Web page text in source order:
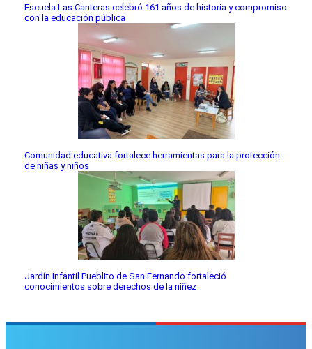
Escuela Las Canteras celebró 161 años de historia y compromiso
con la educación pública
Comunidad educativa fortalece herramientas para la protección
de niñas y niños
Jardín Infantil Pueblito de San Fernando fortaleció
conocimientos sobre derechos de la niñez